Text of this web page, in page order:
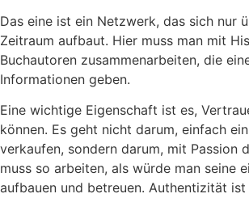
Das eine ist ein Netzwerk, das sich nur
Zeitraum aufbaut. Hier muss man mit
Buchautoren zusammenarbeiten, die
Informationen geben.
Eine wichtige Eigenschaft ist es,
können. Es geht nicht darum, einfach
verkaufen, sondern darum, mit Passion
muss so arbeiten, als würde man seine
aufbauen und betreuen. Authentizität ist